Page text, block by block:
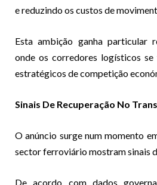
e reduzindo os custos de
Esta ambição ganha particular
onde os corredores logísticos
estratégicos de competição
Sinais De Recuperação No
O anúncio surge num momento
sector ferroviário mostram sinais
De acordo com dados